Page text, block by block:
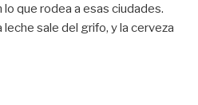
que rodea a esas ciudades.
sale del grifo, y la cerveza